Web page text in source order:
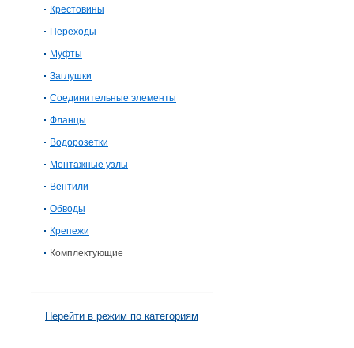
Крестовины
Переходы
Муфты
Заглушки
Соединительные элементы
Фланцы
Водорозетки
Монтажные узлы
Вентили
Обводы
Крепежи
Комплектующие
Перейти в режим по категориям